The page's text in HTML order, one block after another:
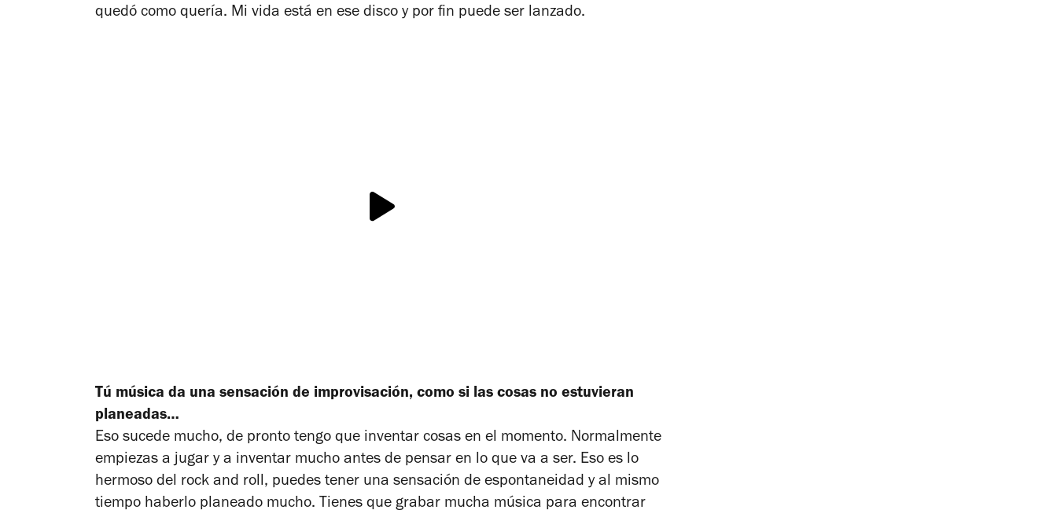
quedó como quería. Mi vida está en ese disco y por fin puede ser lanzado.
Tú música da una sensación de improvisación, como si las cosas no estuvieran
planeadas…
Eso sucede mucho, de pronto tengo que inventar cosas en el momento. Normalmente
empiezas a jugar y a inventar mucho antes de pensar en lo que va a ser. Eso es lo
hermoso del rock and roll, puedes tener una sensación de espontaneidad y al mismo
tiempo haberlo planeado mucho. Tienes que grabar mucha música para encontrar